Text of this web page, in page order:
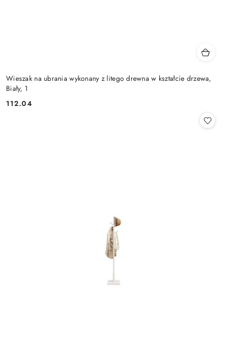
Wieszak na ubrania wykonany z litego drewna w kształcie drzewa,
Biały, 1
Cena:
112.04